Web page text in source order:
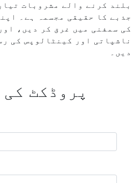
بلند کرنے والے مشروبات
جذبے کا حقیقی مجسمہ ہے۔
کی سمفنی میں غرق کر دیں،
ناشپاتی اور کینٹالوپس کی
دیں۔
پروڈکٹ کی